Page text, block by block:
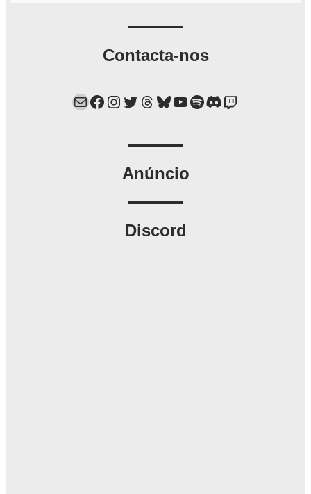
Contacta-nos
Mail Facebook Instagram Twitter Threads Bluesky YouTube Spotify Discord Twitch
Anúncio
Discord